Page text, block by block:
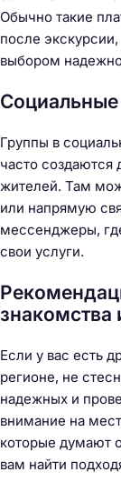
Обычно такие
после
выбором
Группы в
часто создаются
жителей. Там
или напрямую
мессенджеры,
свои услуги.
знакомства
Если у вас есть
регионе, не
надежных и
внимание на
которые думают
вам найти